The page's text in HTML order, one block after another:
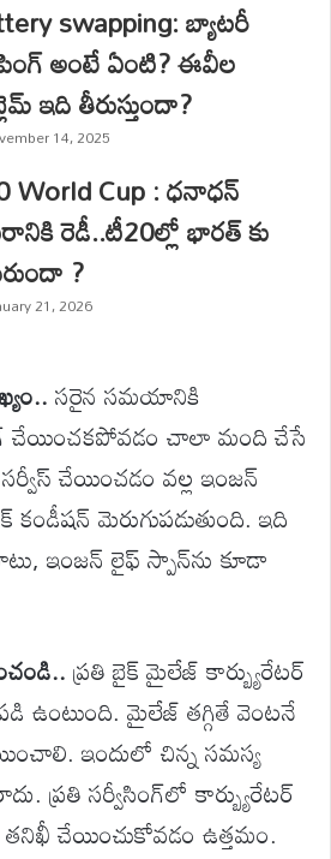
swapping: బ్యాటరీ
అంటే ఏంటి? ఈవీల
ఇది తీరుస్తుందా?
14, 2025
World Cup : ధనాధన్
రెడీ..టీ20ల్లో భారత్ కు
?
21, 2026
సరైన సమయానికి
చేయించకపోవడం చాలా మంది చేసే
సర్వీస్ చేయించడం వల్ల ఇంజన్
మెరుగుపడుతుంది. ఇది
ఇంజన్ లైఫ్ స్పాన్‌ను కూడా
ప్రతి బైక్ మైలేజ్ కార్బ్యురేటర్
ఉంటుంది. మైలేజ్ తగ్గితే వెంటనే
ఇందులో చిన్న సమస్య
ప్రతి సర్వీసింగ్‌లో కార్బ్యురేటర్
తనిఖీ చేయించుకోవడం ఉత్తమం.